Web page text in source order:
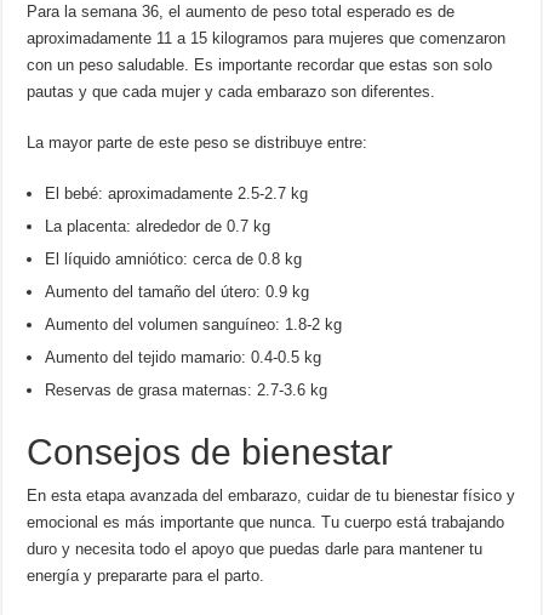
Para la semana 36, el aumento de peso total esperado es de
aproximadamente 11 a 15 kilogramos para mujeres que comenzaron
con un peso saludable. Es importante recordar que estas son solo
pautas y que cada mujer y cada embarazo son diferentes.
La mayor parte de este peso se distribuye entre:
El bebé: aproximadamente 2.5-2.7 kg
La placenta: alrededor de 0.7 kg
El líquido amniótico: cerca de 0.8 kg
Aumento del tamaño del útero: 0.9 kg
Aumento del volumen sanguíneo: 1.8-2 kg
Aumento del tejido mamario: 0.4-0.5 kg
Reservas de grasa maternas: 2.7-3.6 kg
Consejos de bienestar
En esta etapa avanzada del embarazo, cuidar de tu bienestar físico y
emocional es más importante que nunca. Tu cuerpo está trabajando
duro y necesita todo el apoyo que puedas darle para mantener tu
energía y prepararte para el parto.